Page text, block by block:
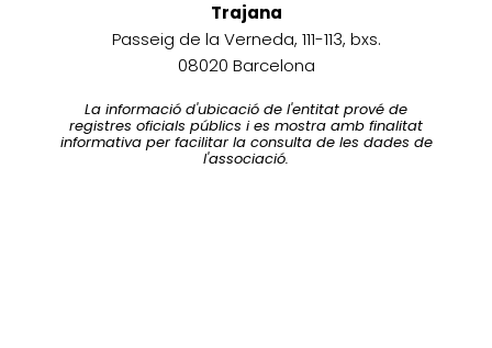
Trajana
Passeig de la Verneda, 111-113, bxs.
08020 Barcelona
La informació d'ubicació de l'entitat prové de
registres oficials públics i es mostra amb finalitat
informativa per facilitar la consulta de les dades de
l'associació.